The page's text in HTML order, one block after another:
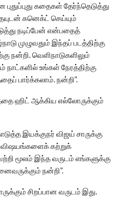
கதைகள் தேர்ந்தெடுத்து
கனெக்ட் செய்யும்
நடிப்பேன் என்பதைத்
முழுவதும் இந்தப் படத்திற்கு
நன்றி. வெளிநாடுகளிலும்
நாட்களில் உங்கள் நேரத்திற்கு
பார்க்கலாம். நன்றி”.
ஹிட் ஆக்கிய எல்லோருக்கும்
இயக்குநர் விஜய் சாருக்கு
விஷயங்களைக் கற்றுக்
மூலம் இந்த வருடம் எங்களுக்கு
நன்றி”.
சிறப்பான வருடம் இது.